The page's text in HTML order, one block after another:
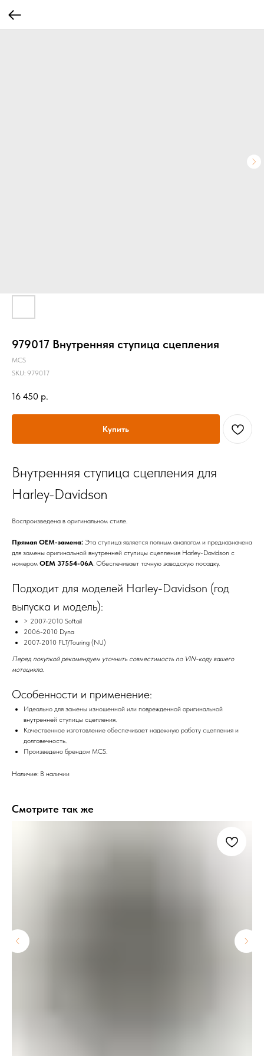
979017 Внутренняя ступица сцепления
MCS
SKU: 979017
16 450 р.
Купить
Внутренняя ступица сцепления для
Harley-Davidson
Воспроизведена в оригинальном стиле.
Прямая OEM-замена: Эта ступица является полным аналогом и предназначена
для замены оригинальной внутренней ступицы сцепления Harley-Davidson с
номером OEM 37554-06A. Обеспечивает точную заводскую посадку.
Подходит для моделей Harley-Davidson (год
выпуска и модель):
> 2007-2010 Softail
2006-2010 Dyna
2007-2010 FLT/Touring (NU)
Перед покупкой рекомендуем уточнить совместимость по VIN-коду вашего
мотоцикла.
Особенности и применение:
Идеально для замены изношенной или поврежденной оригинальной
внутренней ступицы сцепления.
Качественное изготовление обеспечивает надежную работу сцепления и
долговечность.
Произведено брендом MCS.
Наличие: В наличии
Смотрите так же